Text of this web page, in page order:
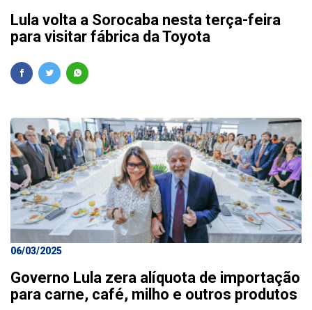
Lula volta a Sorocaba nesta terça-feira
para visitar fábrica da Toyota
06/03/2025
Governo Lula zera alíquota de importação
para carne, café, milho e outros produtos